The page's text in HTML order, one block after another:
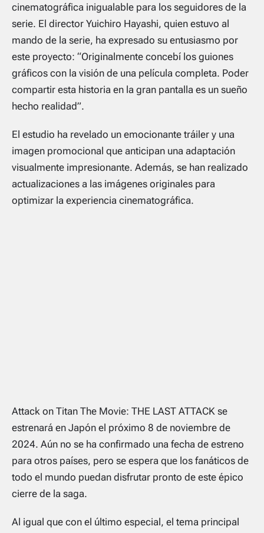
cinematográfica inigualable para los seguidores de la
serie. El director Yuichiro Hayashi, quien estuvo al
mando de la serie, ha expresado su entusiasmo por
este proyecto: “Originalmente concebí los guiones
gráficos con la visión de una película completa. Poder
compartir esta historia en la gran pantalla es un sueño
hecho realidad”.
El estudio ha revelado un emocionante tráiler y una
imagen promocional que anticipan una adaptación
visualmente impresionante. Además, se han realizado
actualizaciones a las imágenes originales para
optimizar la experiencia cinematográfica.
Attack on Titan The Movie: THE LAST ATTACK se
estrenará en Japón el próximo 8 de noviembre de
2024. Aún no se ha confirmado una fecha de estreno
para otros países, pero se espera que los fanáticos de
todo el mundo puedan disfrutar pronto de este épico
cierre de la saga.
Al igual que con el último especial, el tema principal